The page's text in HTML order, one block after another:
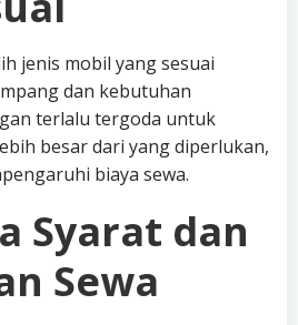
jenis mobil yang sesuai
dan kebutuhan
terlalu tergoda untuk
besar dari yang diperlukan,
biaya sewa.
Syarat dan
Sewa